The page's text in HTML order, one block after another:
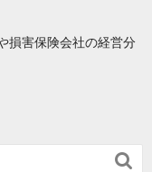
損害保険会社の経営分
